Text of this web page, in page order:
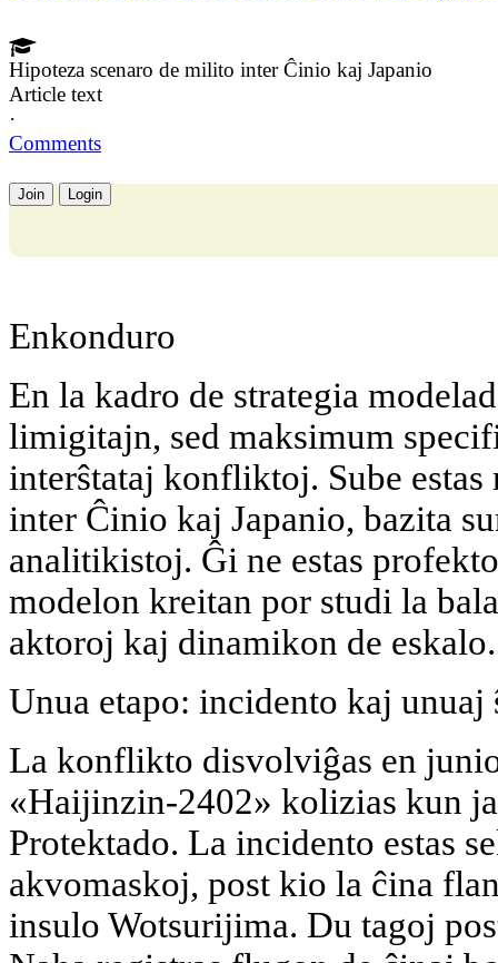
Hipoteza scenaro de milito inter Ĉinio kaj Japanio
Article text
·
Comments
Join Login
Enkonduro
En la kadro de strategia
limigitajn, sed maksimum
interŝtataj konfliktoj. Sube
inter Ĉinio kaj Japanio, bazita
analitikistoj. Ĝi ne estas
modelon kreitan por studi la
aktoroj kaj dinamikon de eskalo.
Unua etapo: incidento kaj unuaj
La konflikto disvolviĝas en
«Haijinzin-2402» kolizias kun
Protektado. La incidento estas
akvomaskoj, post kio la ĉina
insulo Wotsurijima. Du tagoj